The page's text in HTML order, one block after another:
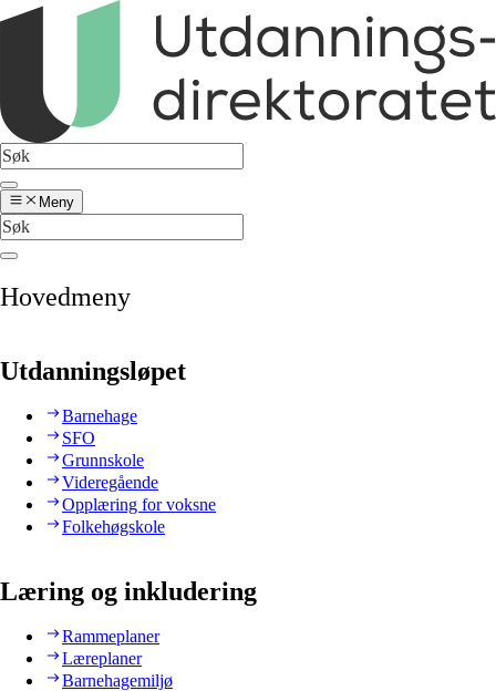
Meny
Hovedmeny
Utdanningsløpet
Barnehage
SFO
Grunnskole
Videregående
Opplæring for voksne
Folkehøgskole
Læring og inkludering
Rammeplaner
Læreplaner
Barnehagemiljø